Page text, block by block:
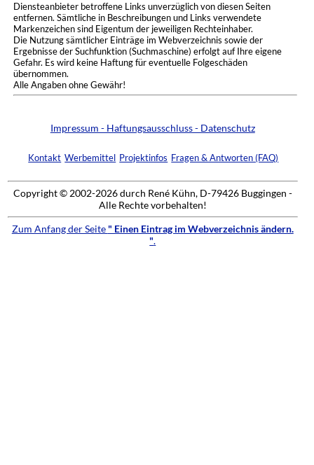
Diensteanbieter betroffene Links unverzüglich von diesen Seiten
entfernen. Sämtliche in Beschreibungen und Links verwendete
Markenzeichen sind Eigentum der jeweiligen Rechteinhaber.
Die Nutzung sämtlicher Einträge im Webverzeichnis sowie der
Ergebnisse der Suchfunktion (Suchmaschine) erfolgt auf Ihre eigene
Gefahr. Es wird keine Haftung für eventuelle Folgeschäden
übernommen.
Alle Angaben ohne Gewähr!
Impressum - Haftungsausschluss - Datenschutz
Kontakt Werbemittel Projektinfos Fragen & Antworten (FAQ)
Copyright © 2002-2026 durch René Kühn, D-79426 Buggingen -
Alle Rechte vorbehalten!
Zum Anfang der Seite " Einen Eintrag im Webverzeichnis ändern.
".